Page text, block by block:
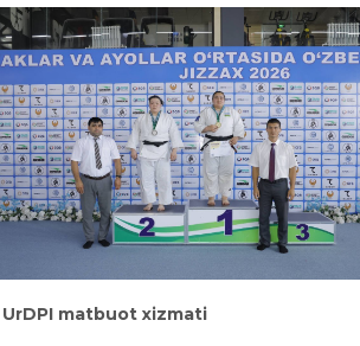
UrDPI matbuot xizmati